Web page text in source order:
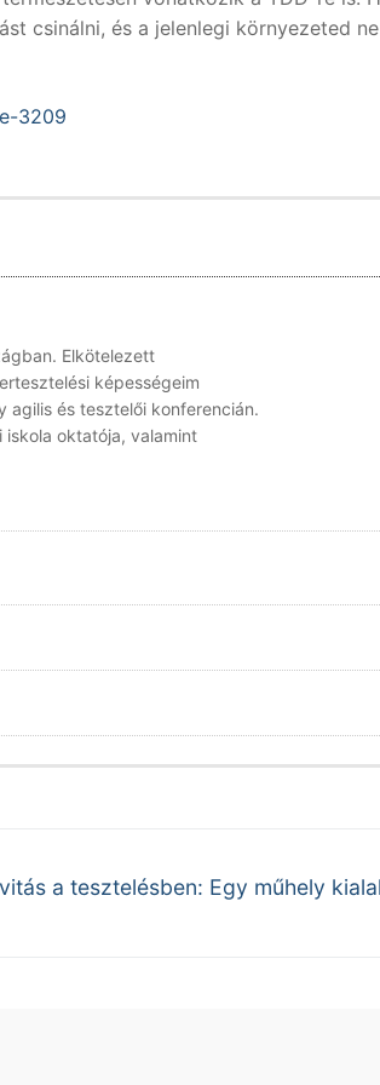
csinálni, és a jelenlegi környezeted
3209
Elkötelezett
képességeim
agilis és tesztelői konferencián.
oktatója, valamint
a tesztelésben: Egy műhely